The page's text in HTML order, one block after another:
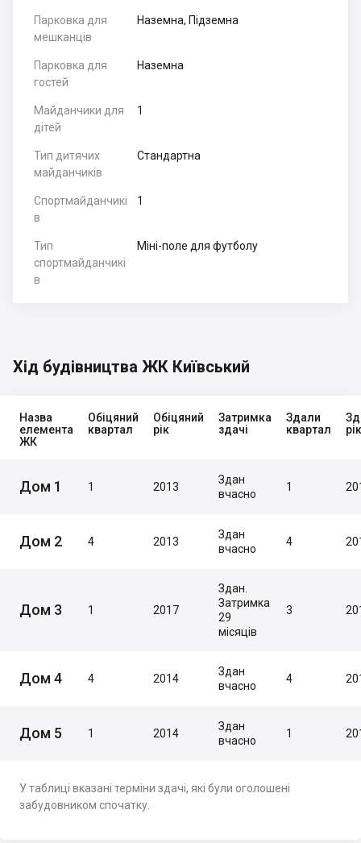
Парковка для
мешканців
Наземна, Підземна
Парковка для
гостей
Наземна
Майданчики для
дітей
1
Тип дитячих
майданчиків
Стандартна
Спортмайданчикі
в
1
Тип
спортмайданчикі
в
Міні-поле для футболу
Хід будівництва ЖК Київський
Назва
елемента
ЖК
Обіцяний
квартал
Обіцяний
рік
Затримка
здачі
Здали
квартал
рік
Дом 1 1 2013
Здан
вчасно
1
Дом 2 4 2013
Здан
вчасно
4
Дом 3 1 2017
Здан.
Затримка
29
місяців
3
Дом 4 4 2014
Здан
вчасно
4
Дом 5 1 2014
Здан
вчасно
1
У таблиці вказані терміни здачі, які були оголошені
забудовником спочатку.